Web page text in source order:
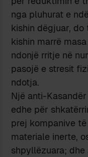
nga pluhurat e
kishin dëgjuar, do
kishin marrë
ndonjë rritje në
pasojë e stresit
ndotja.
Një anti-
edhe për
prej kompanive
materiale inerte,
shpyllëzuara;